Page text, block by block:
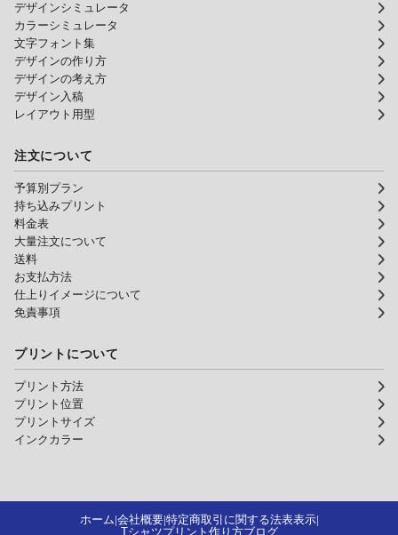
デザインシミュレータ
カラーシミュレータ
文字フォント集
デザインの作り方
デザインの考え方
デザイン入稿
レイアウト用型
注文について
予算別プラン
持ち込みプリント
料金表
大量注文について
送料
お支払方法
仕上りイメージについて
免責事項
プリントについて
プリント方法
プリント位置
プリントサイズ
インクカラー
ホーム 会社概要| 特定商取引に関する法表表示|
Tシャツプリント作り方ブログ